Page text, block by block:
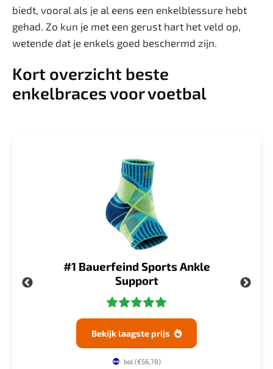
biedt, vooral als je al eens een enkelblessure hebt
gehad. Zo kun je met een gerust hart het veld op,
wetende dat je enkels goed beschermd zijn.
Kort overzicht beste
enkelbraces voor voetbal
#1 Bauerfeind Sports Ankle
Support
Bekijk laagste prijs 
bol (€56,78)